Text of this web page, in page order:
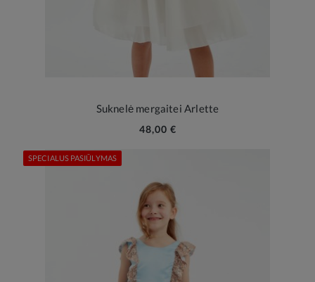
Suknelė mergaitei Arlette
48,00 €
SPECIALUS PASIŪLYMAS